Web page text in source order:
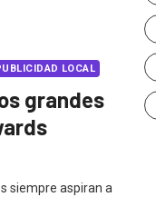
LOCAL
grandes
siempre aspiran a